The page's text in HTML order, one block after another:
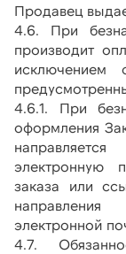
Продавец
4.6. При
производит
исключением
4.6.1. При
оформления
электронную
заказа или
электронной
4.7.